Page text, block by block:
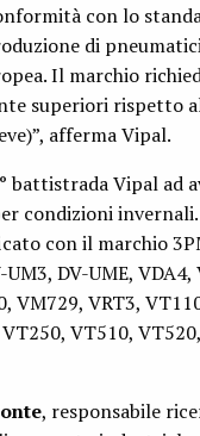
con lo
di
Il marchio
superiori rispetto
afferma Vipal.
battistrada Vipal ad
condizioni
con il marchio
DV-UME, VDA4,
VM729, VRT3,
VT510,
, responsabile